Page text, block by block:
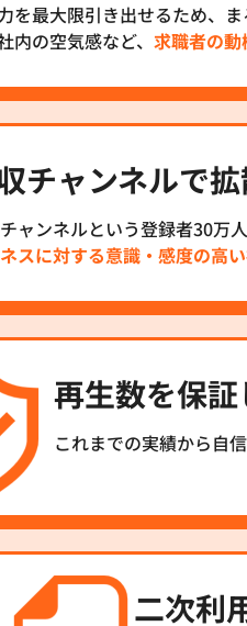
を最大限引き出せるため、
内の空気感など、 求職者の動
チャンネルで
ャンネルという登録者30万
スに対する意識・感度の高
再生数を保
これまでの実績から自
二次利